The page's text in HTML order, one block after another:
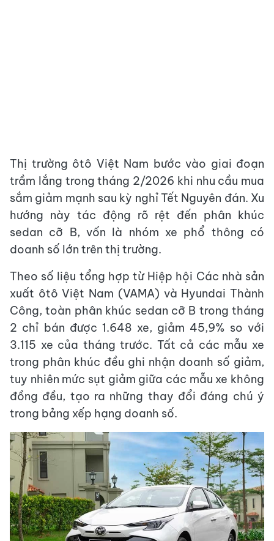
Thị trường ôtô Việt Nam bước vào giai đoạn
trầm lắng trong tháng 2/2026 khi nhu cầu mua
sắm giảm mạnh sau kỳ nghỉ Tết Nguyên đán. Xu
hướng này tác động rõ rệt đến phân khúc
sedan cỡ B, vốn là nhóm xe phổ thông có
doanh số lớn trên thị trường.
Theo số liệu tổng hợp từ Hiệp hội Các nhà sản
xuất ôtô Việt Nam (VAMA) và Hyundai Thành
Công, toàn phân khúc sedan cỡ B trong tháng
2 chỉ bán được 1.648 xe, giảm 45,9% so với
3.115 xe của tháng trước. Tất cả các mẫu xe
trong phân khúc đều ghi nhận doanh số giảm,
tuy nhiên mức sụt giảm giữa các mẫu xe không
đồng đều, tạo ra những thay đổi đáng chú ý
trong bảng xếp hạng doanh số.